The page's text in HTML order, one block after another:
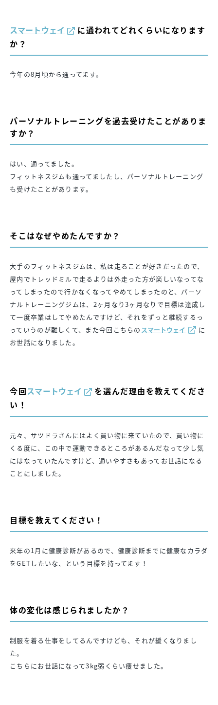
スマートウェイ
に通われてどれくらいになります
か？
今年の8月頃から通ってます。
パーソナルトレーニングを過去受けたことがありま
すか？
はい、通ってました。
フィットネスジムも通ってましたし、パーソナルトレーニング
も受けたことがあります。
そこはなぜやめたんですか？
大手のフィットネスジムは、私は走ることが好きだったので、
屋内でトレッドミルで走るよりは外走った方が楽しいなってな
ってしまったので行かなくなってやめてしまったのと、パーソ
ナルトレーニングジムは、2ヶ月なり3ヶ月なりで目標は達成し
て一度卒業はしてやめたんですけど、それをずっと継続するっ
っていうのが難しくて、また今回こちらの スマートウェイ
に
お世話になりました。
今回スマートウェイ
を選んだ理由を教えてくださ
い！
元々、サツドラさんにはよく買い物に来ていたので、買い物に
くる度に、この中で運動できるところがあるんだなって少し気
にはなっていたんですけど、通いやすさもあってお世話になる
ことにしました。
目標を教えてください！
来年の1月に健康診断があるので、健康診断までに健康なカラダ
をGETしたいな、という目標を持ってます！
体の変化は感じられましたか？
制服を着る仕事をしてるんですけども、それが緩くなりまし
た。
こちらにお世話になって3kg弱くらい痩せました。